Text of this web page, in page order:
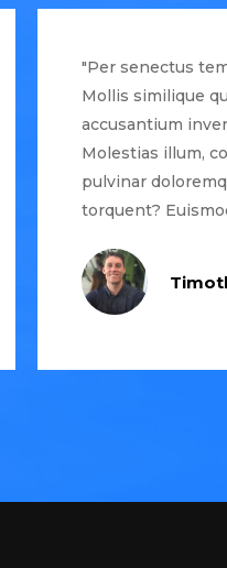
"Per senectus
Mollis similique
accusantium
Molestias illum,
pulvinar
torquent?